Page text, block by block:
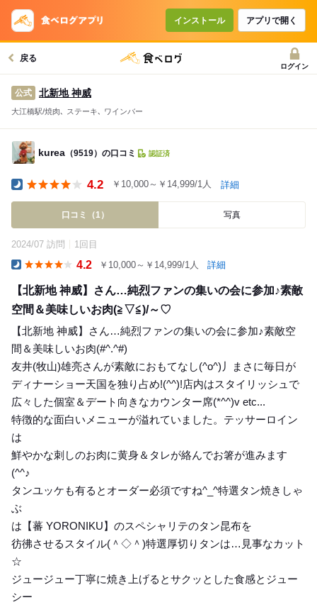
インストール アプリで開く
戻る
ログイン
公式 北新地 神威
大江橋駅/焼肉､ ステーキ､ ワインバー
kurea （9519）の口コミ 認証済
4.2 ￥10,000～￥14,999/1人 詳細
口コミ（1） 写真
2024/07 訪問 1回目
4.2 ￥10,000～￥14,999/1人 詳細
【北新地 神威】さん…純烈ファンの集いの会に参加♪素敵
空間＆美味しいお肉(≧▽≦)/～♡
【北新地 神威】さん…純烈ファンの集いの会に参加♪素敵空
間＆美味しいお肉(#^.^#)
友井(牧山)雄亮さんが素敵におもてなし(^o^)丿まさに毎日が
ディナーショー天国を独り占め!(^^)!店内はスタイリッシュで
広々した個室＆デート向きなカウンター席(*^^)v etc...
特徴的な面白いメニューが溢れていました。テッサーロイン
は
鮮やかな刺しのお肉に黄身＆タレが絡んでお箸が進みます
(^^♪
タンユッケも有るとオーダー必須ですね^_^特選タン焼きしゃ
ぶ
は【蕃 YORONIKU】のスペシャリテのタン昆布を
彷彿させるスタイル(＾◇＾)特選厚切りタンは…見事なカット
☆
ジュージュー丁寧に焼き上げるとサクッとした食感とジュー
シー